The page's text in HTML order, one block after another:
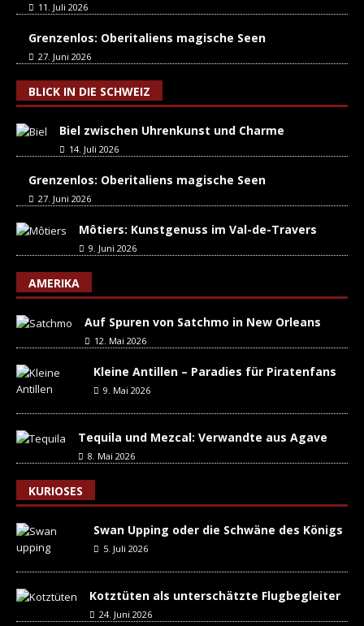
11. Juli 2026
Grenzenlos: Oberitaliens magische Seen
27. Juni 2026
BLICK IN DIE SCHWEIZ
Biel zwischen Uhrenkunst und Charme
14. Juli 2026
Grenzenlos: Oberitaliens magische Seen
27. Juni 2026
Môtiers: Kunstgenuss im Val-de-Travers
9. Juni 2026
AMERIKA
Auf Spuren von Satchmo in New Orleans
12. Mai 2026
Kleine Antillen – Paradies für Piratenfans
9. Mai 2026
Tequila und Mezcal: Verwandte aus Agave
8. Mai 2026
KURIOSES
Swan Upping oder die Schwäne des Königs
5. Juli 2026
Kotztüten als unterschätzte Flugbegleiter
24. Juni 2026